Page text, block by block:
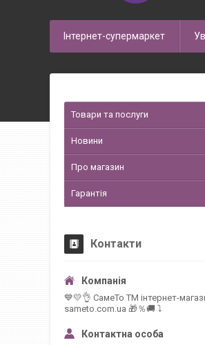
Інтернет-супермаркет
Товари та послуги
Новини
Про магазин
Гарантія
Контакти
💙💛👌 СамеТо ТМ інтернет-
sameto.com.ua 🎁％🚚 ⤵